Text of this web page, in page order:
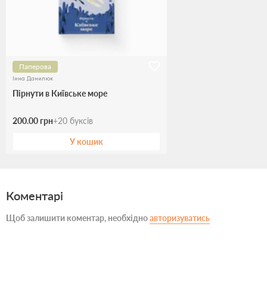
Паперова
Інна Данилюк
Пірнути в Київське море
200.00 грн+20 буксів
У кошик
Коментарі
Щоб залишити коментар, необхідноавторизуватись